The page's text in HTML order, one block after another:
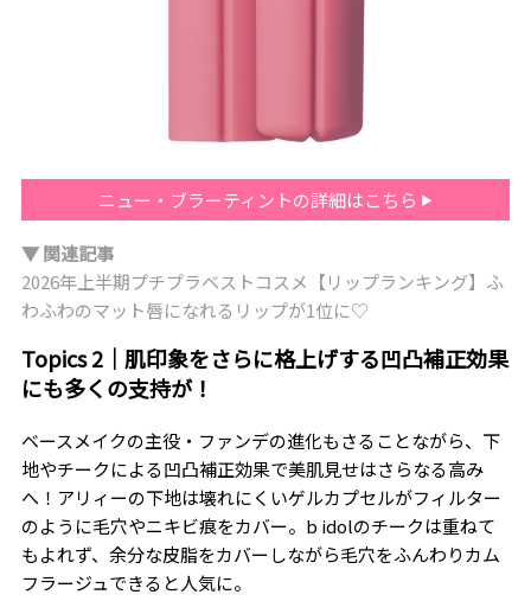
ニュー・ブラーティントの詳細はこちら
▼ 関連記事
2026年上半期プチプラベストコスメ【リップランキング】ふ
わふわのマット唇になれるリップが1位に♡
Topics 2｜肌印象をさらに格上げする凹凸補正効果
にも多くの支持が！
ベースメイクの主役・ファンデの進化もさることながら、下
地やチークによる凹凸補正効果で美肌見せはさらなる高み
へ！アリィーの下地は壊れにくいゲルカプセルがフィルター
のように毛穴やニキビ痕をカバー。b idolのチークは重ねて
もよれず、余分な皮脂をカバーしながら毛穴をふんわりカム
フラージュできると人気に。